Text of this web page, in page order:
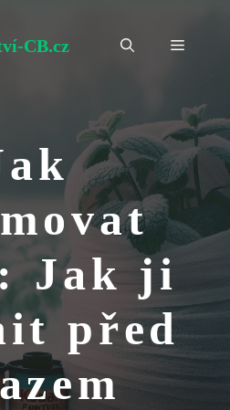
CB.cz Menu
Jak ji
před